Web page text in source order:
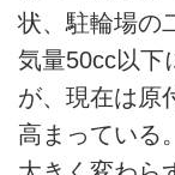
状、駐輪場の
気量50cc以下
が、現在は原
高まっている